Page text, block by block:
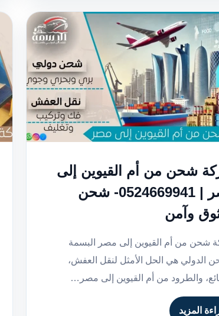
شحن من أم القيوين إلى
مصر | 0524669941- شحن
وآمن
شحن من أم القيوين إلى مصر البسمة
الدولي هي الحل الأمثل لنقل العفش،
والطرود من أم القيوين إلى مصر…
المزيد